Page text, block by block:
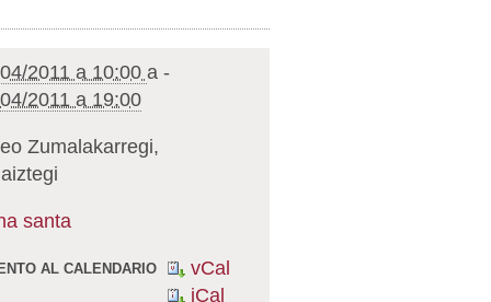
2011 a 10:00 a -
2011 a 19:00
Zumalakarregi,
santa
AL CALENDARIO
vCal
iCal